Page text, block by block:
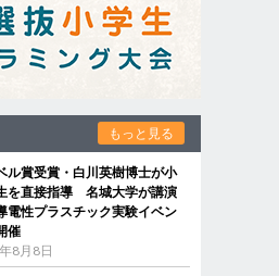
もっと見る
ル賞受賞・白川英樹博士が小
を直接指導 名城大学が講演
電性プラスチック実験イベン
催
8月8日